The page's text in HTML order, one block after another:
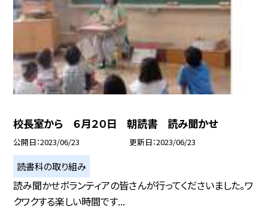
校長室から ６月２０日 朝読書 読み聞かせ
公開日 2023/06/23 更新日 2023/06/23
読書科の取り組み
読み聞かせボランティアの皆さんが行ってくださいました。ワ
クワクする楽しい時間です...